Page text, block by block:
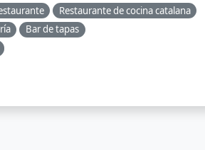
Restaurante de cocina catalana
Bar de tapas